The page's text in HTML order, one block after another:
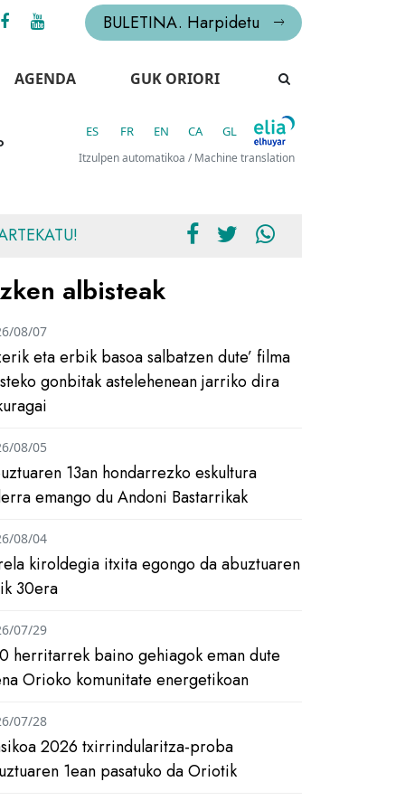
BULETINA. Harpidetu
AGENDA GUK ORIORI
ES FR EN CA GL
Itzulpen automatikoa / Machine translation
albisteak
eta erbik basoa salbatzen dute’ filma
gonbitak astelehenean jarriko dira
08/07
13an hondarrezko eskultura
emango du Andoni Bastarrikak
08/05
kiroldegia itxita egongo da abuztuaren
30era
08/04
herritarrek baino gehiagok eman dute
Orioko komunitate energetikoan
07/29
2026 txirrindularitza-proba
1ean pasatuko da Oriotik
07/28